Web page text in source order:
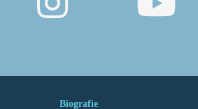
Biografie